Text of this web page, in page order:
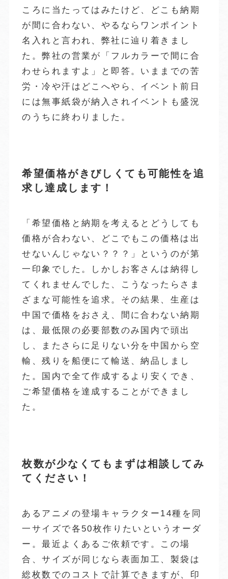
ころに当たってはみたけど、どこも納期
が間に合わない、やるならワンポイント
名入れと言われ、弊社に辿り着きまし
た。弊社の営業が「フルカラーで間に合
わせられますよ」と即答。いままでの苦
労・冷や汗はどこへやら、イベント前日
には無事紙袋が納入されイベントも盛況
のうちに終わりました。
希望価格がきびしくても可能性を追
求し達成します！
「希望価格と納期を考えるとどうしても
価格が合わない、どこでもこの価格は出
せないんじゃない？？？」というのが第
一印象でした。しかしお客さんは納得し
てくれませんでした、こうなったらさま
ざまな可能性を追求。その結果、生産は
中国で価格をおさえ、間に合わない納期
は、最低限の必要部数のみ国内で頭出
し、またさらに足りない分を中国から空
輸、残りを船便にて輸送、納品しまし
た。国内で全て作成するより安くでき、
ご希望価格を達成することができまし
た。
枚数が少なくてもまずは相談してみ
てください！
あるアニメの登場キャラクター14種を同
一サイズで各50枚作りたいというオーダ
ー。最近よくあるご依頼です。この場
合、サイズが同じなら表面加工、製袋は
総枚数でのコストで計算できますが、印